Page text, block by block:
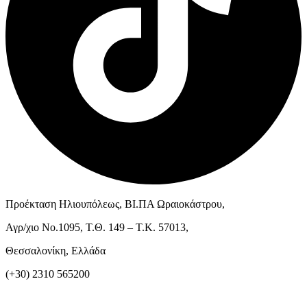
Προέκταση Ηλιουπόλεως, ΒΙ.ΠΑ Ωραιοκάστρου,
Αγρ/χιο Νο.1095, Τ.Θ. 149 – Τ.Κ. 57013,
Θεσσαλονίκη, Ελλάδα
(+30) 2310 565200